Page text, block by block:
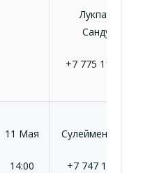
Лукпанова
Сандугаш
+7 775 118 13
11 Мая
14:00
Сулейменова
+7 747 163 5133